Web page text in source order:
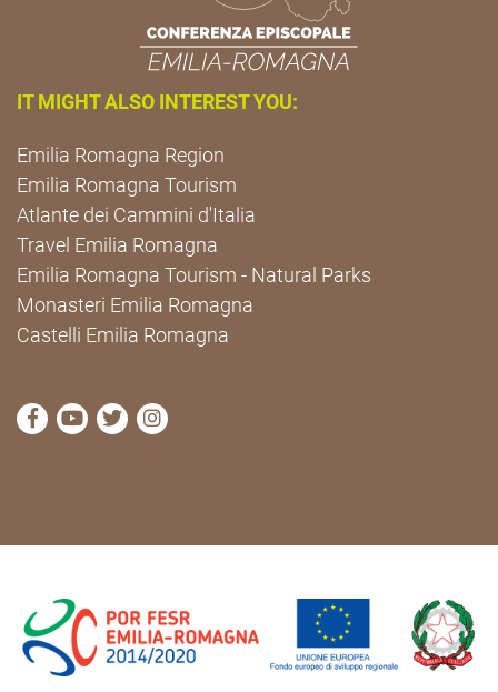
IT MIGHT ALSO INTEREST YOU:
Emilia Romagna Region
Emilia Romagna Tourism
Atlante dei Cammini d'Italia
Travel Emilia Romagna
Emilia Romagna Tourism - Natural Parks
Monasteri Emilia Romagna
Castelli Emilia Romagna
visit Cammini Emilia-Romagna Facebook profile
visit Cammini Emilia-Romagna YouTube profile
visit Cammini Emilia-Romagna Twitter
visit Cammini Emilia-Romagna